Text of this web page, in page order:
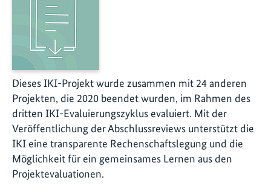
Dieses IKI-Projekt wurde zusammen mit 24 anderen
Projekten, die 2020 beendet wurden, im Rahmen des
dritten IKI-Evaluierungszyklus evaluiert. Mit der
Veröffentlichung der Abschlussreviews unterstützt die
IKI eine transparente Rechenschaftslegung und die
Möglichkeit für ein gemeinsames Lernen aus den
Projektevaluationen.